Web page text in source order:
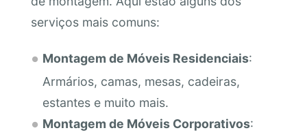
serviços mais comuns:
Montagem de Móveis Residenciais:
Armários, camas, mesas, cadeiras,
estantes e muito mais.
Montagem de Móveis Corporativos: